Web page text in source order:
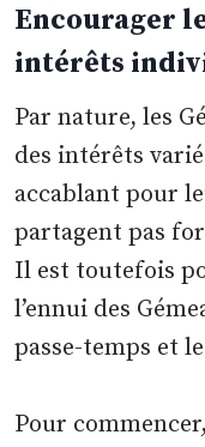
Encourager
intérêts
Par nature, les
des intérêts
accablant pour
partagent pas
Il est toutefois
l’ennui des
passe-temps et
Pour